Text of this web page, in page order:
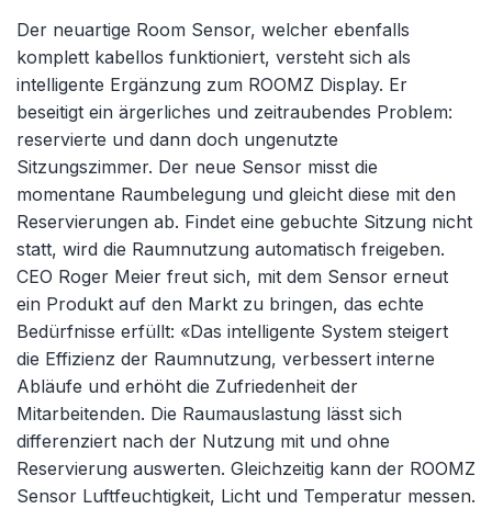
Der neuartige Room Sensor, welcher ebenfalls
komplett kabellos funktioniert, versteht sich als
intelligente Ergänzung zum ROOMZ Display. Er
beseitigt ein ärgerliches und zeitraubendes Problem:
reservierte und dann doch ungenutzte
Sitzungszimmer. Der neue Sensor misst die
momentane Raumbelegung und gleicht diese mit den
Reservierungen ab. Findet eine gebuchte Sitzung nicht
statt, wird die Raumnutzung automatisch freigeben.
CEO Roger Meier freut sich, mit dem Sensor erneut
ein Produkt auf den Markt zu bringen, das echte
Bedürfnisse erfüllt: «Das intelligente System steigert
die Effizienz der Raumnutzung, verbessert interne
Abläufe und erhöht die Zufriedenheit der
Mitarbeitenden. Die Raumauslastung lässt sich
differenziert nach der Nutzung mit und ohne
Reservierung auswerten. Gleichzeitig kann der ROOMZ
Sensor Luftfeuchtigkeit, Licht und Temperatur messen.